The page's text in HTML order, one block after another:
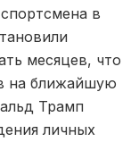
в
месяцев, что
на ближайшую
Трамп
личных